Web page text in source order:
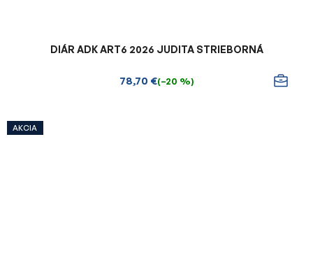
DIÁR ADK ART6 2026 JUDITA STRIEBORNÁ
78,70 €(–20 %)
AKCIA